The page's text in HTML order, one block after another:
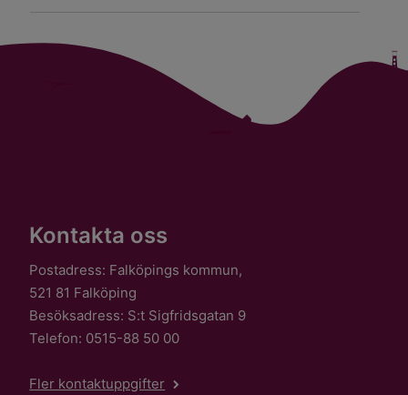
Kontakta oss
Postadress: Falköpings kommun,
521 81 Falköping
Besöksadress: S:t Sigfridsgatan 9
Telefon: 0515-88 50 00
Fler kontaktuppgifter